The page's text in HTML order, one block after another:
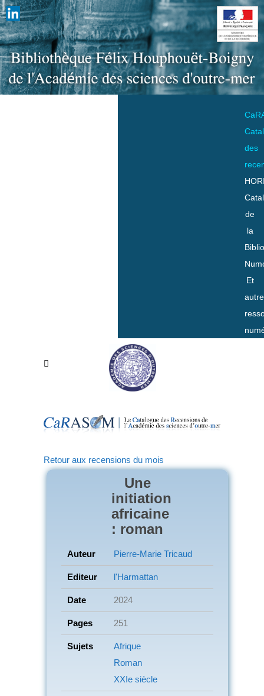
des
de
la
Et
Retour aux recensions du mois
Une
initiation
africaine
: roman
Auteur Pierre-Marie Tricaud
Editeur l'Harmattan
Date 2024
Pages 251
Sujets
Afrique
Roman
XXIe siècle